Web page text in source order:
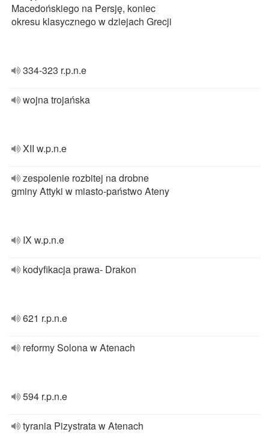
Macedońskiego na Persję, koniec
okresu klasycznego w dziejach Grecji
334-323 r.p.n.e
wojna trojańska
XII w.p.n.e
zespolenie rozbitej na drobne
gminy Attyki w miasto-państwo Ateny
IX w.p.n.e
kodyfikacja prawa- Drakon
621 r.p.n.e
reformy Solona w Atenach
594 r.p.n.e
tyrania Pizystrata w Atenach